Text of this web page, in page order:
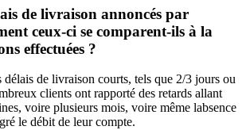
de livraison annoncés par
ceux-ci se comparent-ils à la
effectuées ?
délais de livraison courts, tels que 2/3 jours ou
clients ont rapporté des retards allant
voire plusieurs mois, voire même labsence
le débit de leur compte.